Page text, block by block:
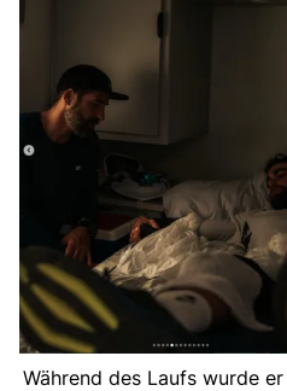
Während des Laufs wurde